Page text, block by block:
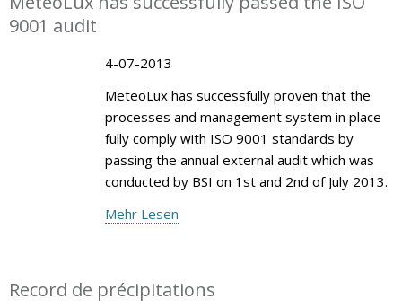
9001 audit
4-07-2013
MeteoLux has successfully proven that the
processes and management system in place
fully comply with ISO 9001 standards by
passing the annual external audit which was
conducted by BSI on 1st and 2nd of July 2013.
Mehr Lesen
Record de précipitations